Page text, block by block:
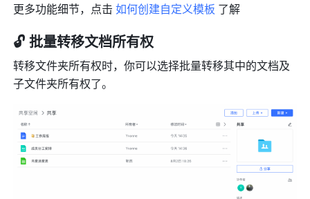
更多功能细节，点击 如何创建自定义模板 了解
🔓 批量转移文档所有权
转移文件夹所有权时，你可以选择批量转移其中的文档及
子文件夹所有权了。